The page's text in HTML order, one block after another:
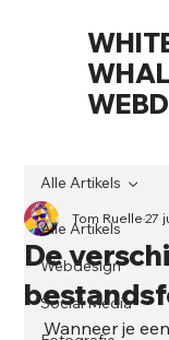
Alle Artikels
Webdesign
Social Media
Alle Artikels
De
Tom Ruelle27
Wanneer je